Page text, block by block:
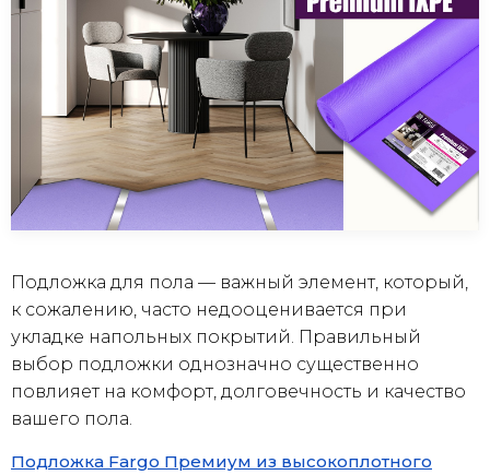
Подложка для пола — важный элемент, который,
к сожалению, часто недооценивается при
укладке напольных покрытий. Правильный
выбор подложки однозначно существенно
повлияет на комфорт, долговечность и качество
вашего пола.
Подложка Fargo Премиум из высокоплотного